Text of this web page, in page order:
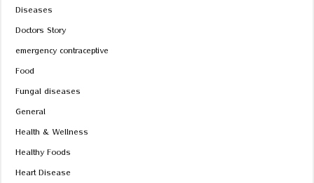
Diseases
Doctors Story
emergency contraceptive
Food
Fungal diseases
General
Health & Wellness
Healthy Foods
Heart Disease